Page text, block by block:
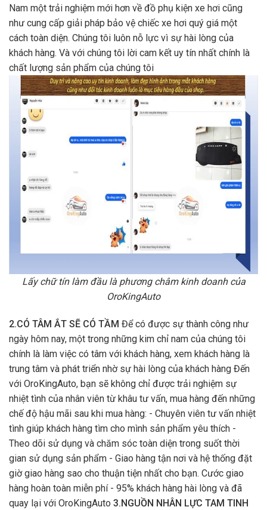
Nam một trải nghiệm mới hơn về đồ phụ kiện xe hơi cũng
như cung cấp giải pháp bảo vệ chiếc xe hơi quý giá một
cách toàn diện. Chúng tôi luôn nỗ lực vì sự hài lòng của
khách hàng. Và với chúng tôi lời cam kết uy tín nhất chính là
chất lượng sản phẩm của chúng tôi
Lấy chữ tín làm đầu là phương châm kinh doanh của
OroKingAuto
2.CÓ TÂM ẮT SẼ CÓ TẦM Để có được sự thành công như
ngày hôm nay, một trong những kim chỉ nam của chúng tôi
chính là làm việc có tâm với khách hàng, xem khách hàng là
trung tâm và phát triển nhờ sự hài lòng của khách hàng Đến
với OroKingAuto, bạn sẽ không chỉ được trải nghiệm sự
nhiệt tình của nhân viên từ khâu tư vấn, mua hàng đến những
chế độ hậu mãi sau khi mua hàng: - Chuyên viên tư vấn nhiệt
tình giúp khách hàng tìm cho mình sản phẩm yêu thích -
Theo dõi sử dụng và chăm sóc toàn diện trong suốt thời
gian sử dụng sản phẩm - Giao hàng tận nơi và hệ thống đặt
giờ giao hàng sao cho thuận tiện nhất cho bạn. Cước giao
hàng hoàn toàn miễn phí - 95% khách hàng hài lòng và đã
quay lại với OroKingAuto 3.NGUỒN NHÂN LỰC TAM TINH